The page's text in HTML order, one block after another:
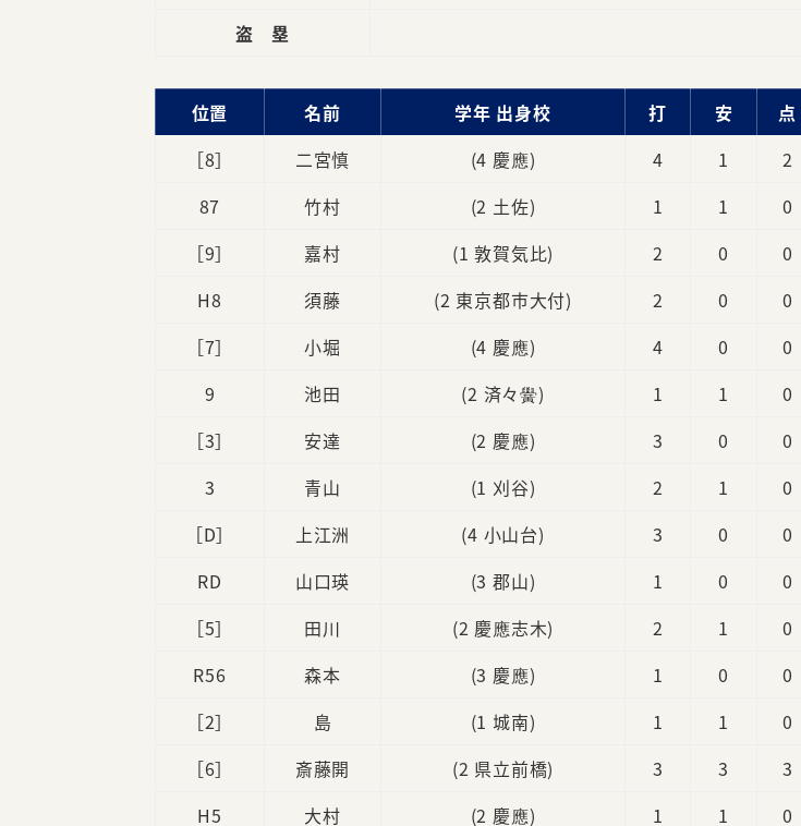
盗 塁
位置 名前 学年 出身校 打 安 点
［8］
二宮慎 (4 慶應) 4 1 2
87
竹村 (2 土佐) 1 1 0
［9］
嘉村 (1 敦賀気比) 2 0 0
H8
須藤 (2 東京都市大付) 2 0 0
［7］
小堀 (4 慶應) 4 0 0
9
池田 (2 済々黌) 1 1 0
［3］
安達 (2 慶應) 3 0 0
3
青山 (1 刈谷) 2 1 0
［D］
上江洲 (4 小山台) 3 0 0
RD
山口瑛 (3 郡山) 1 0 0
［5］
田川 (2 慶應志木) 2 1 0
R56
森本 (3 慶應) 1 0 0
［2］
島 (1 城南) 1 1 0
［6］
斎藤開 (2 県立前橋) 3 3 3
H5
大村 (2 慶應) 1 1 0